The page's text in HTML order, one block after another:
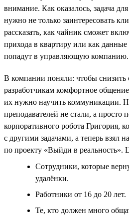
внимание. Как оказалось, задача
нужно не только заинтересовать
рассказать, как чайник сможет
прихода в квартиру или как данные
попадут в управляющую компанию.
В компании поняли: чтобы снизить
разработчикам комфортное
их нужно научить коммуникации.
преподавателей не стали, а просто
корпоративного робота Григория,
с другими задачами, а теперь взял
по проекту «Выйди в реальность».
Сотрудники, которые
удалёнки.
Работники от 16 до 20 лет.
Те, кто должен много